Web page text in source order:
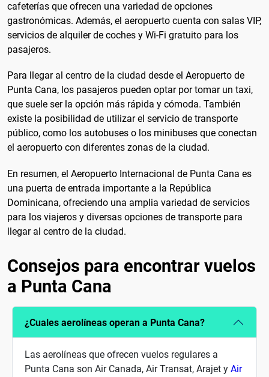
cafeterías que ofrecen una variedad de opciones
gastronómicas. Además, el aeropuerto cuenta con salas VIP,
servicios de alquiler de coches y Wi-Fi gratuito para los
pasajeros.
Para llegar al centro de la ciudad desde el Aeropuerto de
Punta Cana, los pasajeros pueden optar por tomar un taxi,
que suele ser la opción más rápida y cómoda. También
existe la posibilidad de utilizar el servicio de transporte
público, como los autobuses o los minibuses que conectan
el aeropuerto con diferentes zonas de la ciudad.
En resumen, el Aeropuerto Internacional de Punta Cana es
una puerta de entrada importante a la República
Dominicana, ofreciendo una amplia variedad de servicios
para los viajeros y diversas opciones de transporte para
llegar al centro de la ciudad.
Consejos para encontrar vuelos
a Punta Cana
¿Cuales aerolíneas operan a Punta Cana?
Las aerolíneas que ofrecen vuelos regulares a
Punta Cana son Air Canada, Air Transat, Arajet y Air